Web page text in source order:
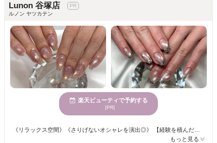
Lunon 谷塚店
ルノン ヤツカテン
楽天ビューティで予約する
[PR]
《リラックス空間》《さりげないオシャレを演出◎》 【経験を積んだスタッフがあなたの“ネイルライフ”を応援いたします♪】 大人可愛いデザインを叶えます！ネイル初心者様も、お好みのイメージをご相談ください。 自分好みにカスタマイズも◎周りと差をつけたい！そんなあなたにもオススメ♪♪ きっと満足していただけますので、お気軽にご来店くださいませ。
もっと見る